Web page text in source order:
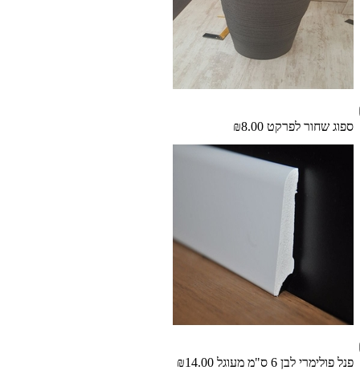
ספוג שחור לפרקט ₪8.00
פנל פולימרי לבן 6 ס"מ מעוגל ₪14.00